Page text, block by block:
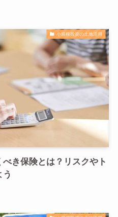
小規模投資の土地活用
き保険とは？リスクやト
う